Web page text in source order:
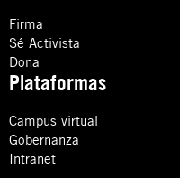
Firma
Sé Activista
Dona
Plataformas
Campus virtual
Gobernanza
Intranet